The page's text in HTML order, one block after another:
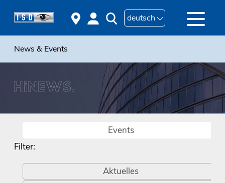
deutsch
News & Events
Events
Filter:
Aktuelles